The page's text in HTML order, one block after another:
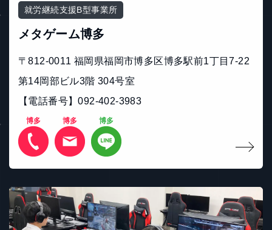
就労継続支援B型事業所
メタゲーム博多
〒812-0011 福岡県福岡市博多区博多駅前1丁目7-22
第14岡部ビル3階 304号室
【電話番号】092-402-3983
博多 博多 博多